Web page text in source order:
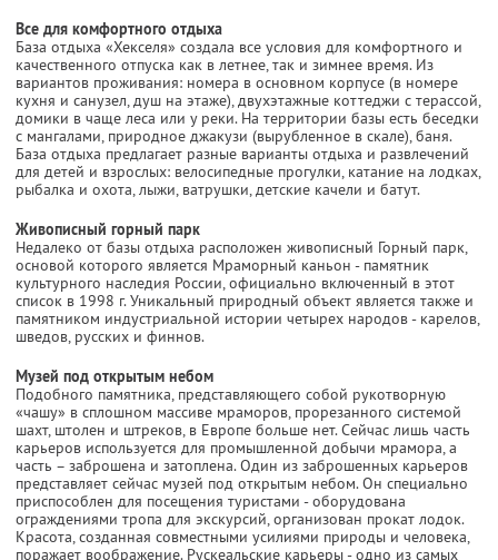
Все для комфортного отдыха
База отдыха «Хекселя» создала все условия для комфортного и
качественного отпуска как в летнее, так и зимнее время. Из
вариантов проживания: номера в основном корпусе (в номере
кухня и санузел, душ на этаже), двухэтажные коттеджи с терассой,
домики в чаще леса или у реки. На территории базы есть беседки
с мангалами, природное джакузи (вырубленное в скале), баня.
База отдыха предлагает разные варианты отдыха и развлечений
для детей и взрослых: велосипедные прогулки, катание на лодках,
рыбалка и охота, лыжи, ватрушки, детские качели и батут.
Живописный горный парк
Недалеко от базы отдыха расположен живописный Горный парк,
основой которого является Мраморный каньон - памятник
культурного наследия России, официально включенный в этот
список в 1998 г. Уникальный природный объект является также и
памятником индустриальной истории четырех народов - карелов,
шведов, русских и финнов.
Музей под открытым небом
Подобного памятника, представляющего собой рукотворную
«чашу» в сплошном массиве мраморов, прорезанного системой
шахт, штолен и штреков, в Европе больше нет. Сейчас лишь часть
карьеров используется для промышленной добычи мрамора, а
часть – заброшена и затоплена. Один из заброшенных карьеров
представляет сейчас музей под открытым небом. Он специально
приспособлен для посещения туристами - оборудована
ограждениями тропа для экскурсий, организован прокат лодок.
Красота, созданная совместными усилиями природы и человека,
поражает воображение. Рускеальские карьеры - одно из самых